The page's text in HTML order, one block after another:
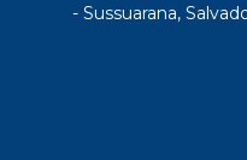
- Sussuarana,